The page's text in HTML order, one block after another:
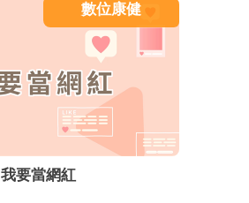
數位康健
我要當網紅